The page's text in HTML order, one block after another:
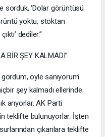
sorduk, ‘Dolar görüntüsü
yoktu, stoktan
dediler.”
BİR ŞEY KALMADI”
gördüm, öyle sanıyorum’
şey kalmadı ellerinde.
arıyorlar. AK Parti
teklifte bulunuyorlar. İşten
çıkanlara teklifte